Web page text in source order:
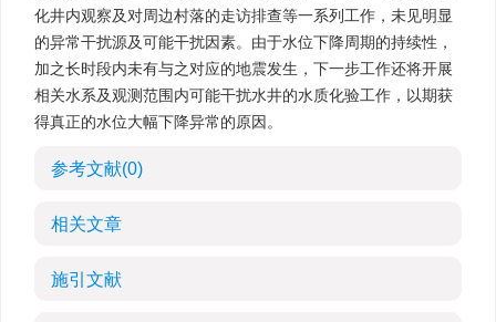
化井内观察及对周边村落的走访排查等一系列工作，未见明显
的异常干扰源及可能干扰因素。由于水位下降周期的持续性，
加之长时段内未有与之对应的地震发生，下一步工作还将开展
相关水系及观测范围内可能干扰水井的水质化验工作，以期获
得真正的水位大幅下降异常的原因。
参考文献(0)
相关文章
施引文献